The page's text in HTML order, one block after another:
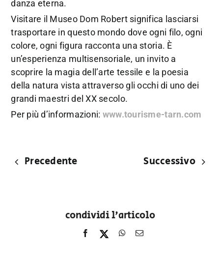
danza eterna.
Visitare il Museo Dom Robert significa lasciarsi
trasportare in questo mondo dove ogni filo, ogni
colore, ogni figura racconta una storia. È
un’esperienza multisensoriale, un invito a
scoprire la magia dell’arte tessile e la poesia
della natura vista attraverso gli occhi di uno dei
grandi maestri del XX secolo.
Per più d’informazioni: www.tourisme-tarn.com
Precedente Successivo
condividi l'articolo